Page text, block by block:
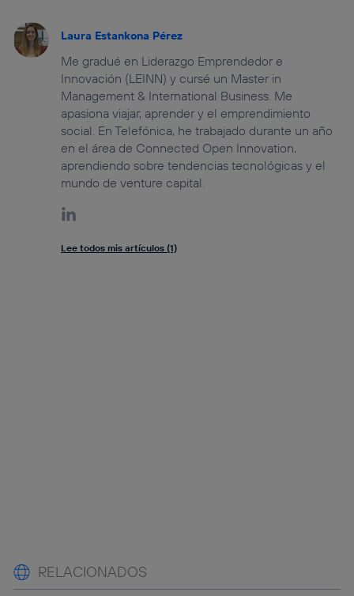
Laura Estankona Pérez
Me gradué en Liderazgo Emprendedor e
Innovación (LEINN) y cursé un Master in
Management & International Business. Me
apasiona viajar, aprender y el emprendimiento
social. En Telefónica, he trabajado durante un año
en el área de Connected Open Innovation,
aprendiendo sobre tendencias tecnológicas y el
mundo de venture capital.
Lee todos mis artículos (1)
RELACIONADOS